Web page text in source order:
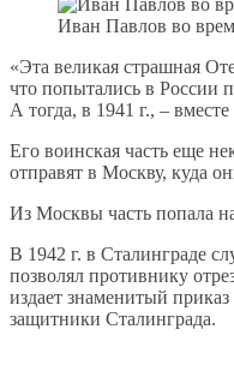
Иван Павлов во
«Эта великая страшная
что попытались в России
А тогда, в 1941 г., –
Его воинская часть еще
отправят в Москву, куда
Из Москвы часть попала
В 1942 г. в Сталинграде
позволял противнику
издает знаменитый
защитники Сталинграда.